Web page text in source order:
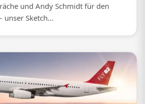
und Andy Schmidt für den
unser Sketch...